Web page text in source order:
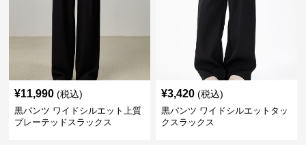
¥11,990 (税込)
黒パンツ ワイドシルエット上質
プレーテッドスラックス
¥3,420 (税込)
黒パンツ ワイドシルエットタッ
クスラックス